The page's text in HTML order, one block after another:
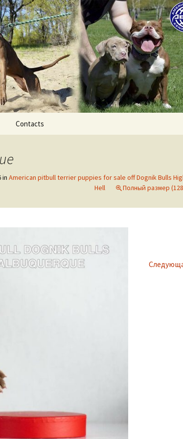
APBT puppies for sale.
Contacts
in American pitbull terrier puppies for sale off Dognik Bulls
Hell
Полный размер